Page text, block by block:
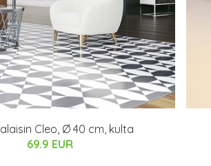
Cleo, Ø 40 cm, kulta
69.9 EUR